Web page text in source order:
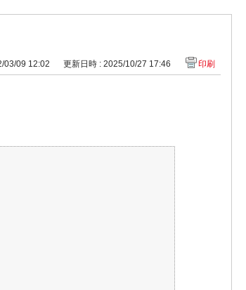
03/09 12:02 更新日時 : 2025/10/27 17:46 印刷